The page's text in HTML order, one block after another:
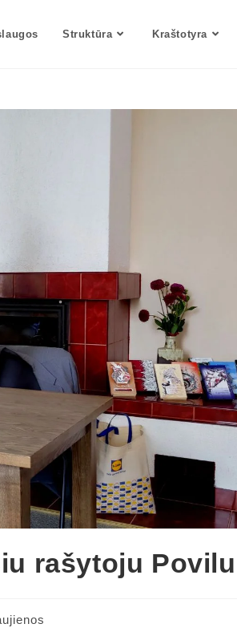
Struktūra Kraštotyra
rašytoju